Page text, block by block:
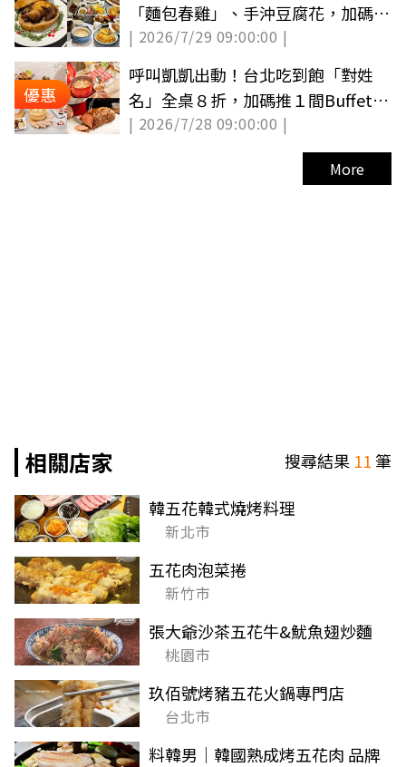
「麵包春雞」、手沖豆腐花，加碼送
龍蝦煲
| 2026/7/29 09:00:00 |
優惠
呼叫凱凱出動！台北吃到飽「對姓
名」全桌８折，加碼推１間Buffet平
日免千元
| 2026/7/28 09:00:00 |
More
相關店家 搜尋結果 11筆
韓五花韓式燒烤料理
新北市
五花肉泡菜捲
新竹市
張大爺沙茶五花牛&魷魚翅炒麵
桃園市
玖佰號烤豬五花火鍋專門店
台北市
料韓男｜韓國熟成烤五花肉 品牌